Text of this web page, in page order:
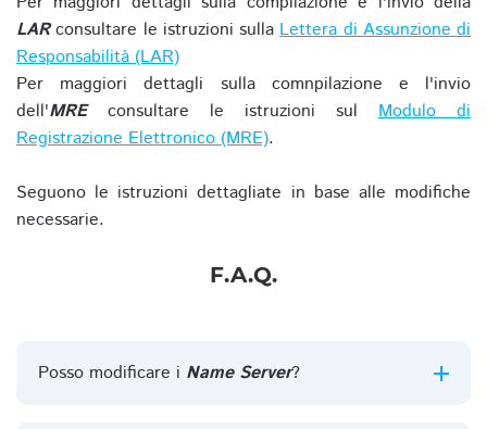
LARconsultare le istruzioni sullaLettera di Assunzione di
Responsabilità (LAR)
Per maggiori dettagli sulla comnpilazione e l'invio
dell'MREconsultare le istruzioni sul Modulo di
Registrazione Elettronico (MRE).
Seguono le istruzioni dettagliate in base alle modifiche
necessarie.
F.A.Q.
Posso modificare i Name Server?